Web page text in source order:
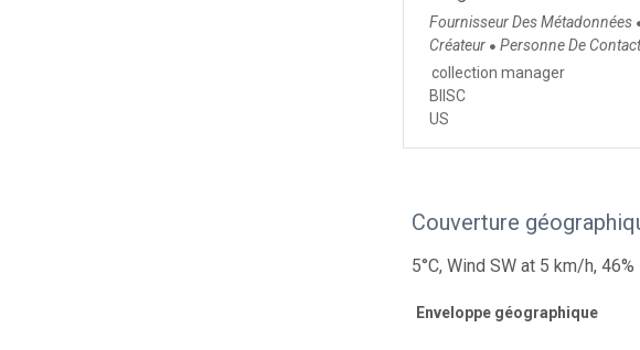
Fournisseur Des Métadonnées
Créateur ● Personne De
collection manager
BIISC
US
Couverture
5°C, Wind SW at 5 km/h, 46%
Enveloppe géographique